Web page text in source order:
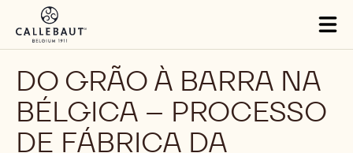
Skip to main content
DO GRÃO À BARRA NA
BÉLGICA – PROCESSO
DE FÁBRICA DA